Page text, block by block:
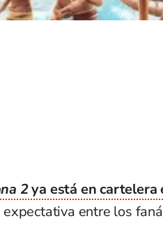
2ya está en cartelera
entre los